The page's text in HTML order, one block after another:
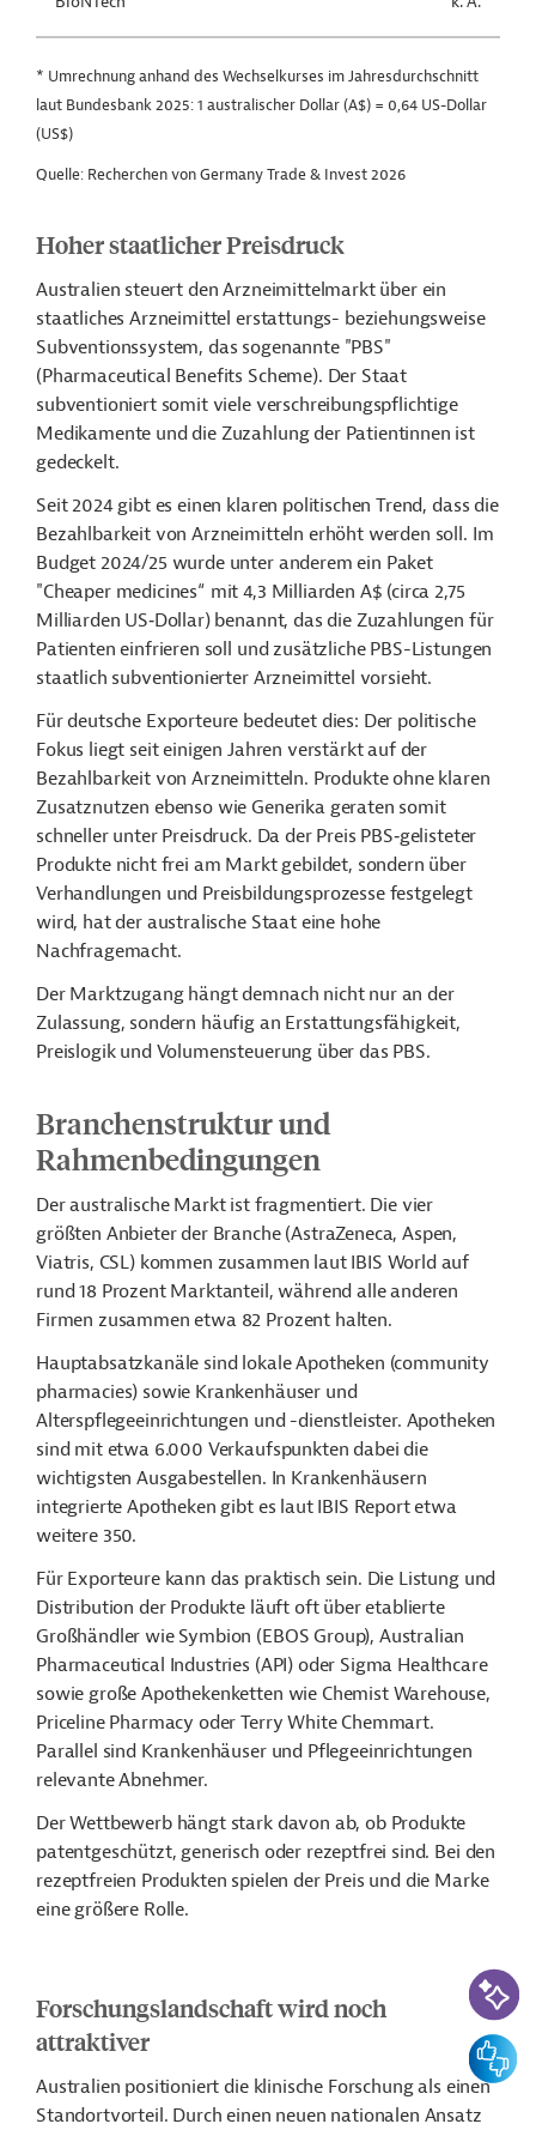
* Umrechnung anhand des Wechselkurses im Jahresdurchschnitt
laut Bundesbank 2025: 1 australischer Dollar (A$) = 0,64 US-Dollar
(US$)
Quelle: Recherchen von Germany Trade & Invest 2026
Hoher staatlicher Preisdruck
Australien steuert den Arzneimittelmarkt über ein
staatliches Arzneimittel erstattungs- beziehungsweise
Subventionssystem, das sogenannte "PBS"
(Pharmaceutical Benefits Scheme). Der Staat
subventioniert somit viele verschreibungspflichtige
Medikamente und die Zuzahlung der Patientinnen ist
gedeckelt.
Seit 2024 gibt es einen klaren politischen Trend, dass die
Bezahlbarkeit von Arzneimitteln erhöht werden soll. Im
Budget 2024/25 wurde unter anderem ein Paket
"Cheaper medicines“ mit 4,3 Milliarden A$ (circa2,75
Milliarden US‑Dollar)benannt, das die Zuzahlungen für
Patienten einfrieren soll und zusätzliche PBS-Listungen
staatlich subventionierter Arzneimittel vorsieht.
Für deutsche Exporteure bedeutet dies: Der politische
Fokus liegt seit einigen Jahren verstärkt auf der
Bezahlbarkeit von Arzneimitteln. Produkte ohne klaren
Zusatznutzen ebenso wie Generika geraten somit
schneller unter Preisdruck. Da der Preis PBS‑gelisteter
Produkte nicht frei am Markt gebildet, sondern über
Verhandlungen und Preisbildungsprozesse festgelegt
wird, hat der australische Staat eine hohe
Nachfragemacht.
Der Marktzugang hängt demnach nicht nur an der
Zulassung, sondern häufig an Erstattungsfähigkeit,
Preislogik und Volumensteuerung über das PBS.
Branchenstruktur und
Rahmenbedingungen
Der australische Markt ist fragmentiert. Die vier
größten Anbieter der Branche (AstraZeneca, Aspen,
Viatris, CSL) kommen zusammen laut IBIS World auf
rund 18 Prozent Marktanteil, während alle anderen
Firmen zusammen etwa 82 Prozent halten.
Hauptabsatzkanäle sind lokale Apotheken (community
pharmacies) sowie Krankenhäuser und
Alterspflegeeinrichtungen und -dienstleister. Apotheken
sind mit etwa 6.000 Verkaufspunkten dabei die
wichtigsten Ausgabestellen. In Krankenhäusern
integrierte Apotheken gibt es laut IBIS Report etwa
weitere 350.
Für Exporteure kann das praktisch sein. Die Listung und
Distribution der Produkte läuft oft über etablierte
Großhändler wie Symbion (EBOS Group), Australian
Pharmaceutical Industries (API) oder Sigma Healthcare
sowie große Apothekenketten wie Chemist Warehouse,
Priceline Pharmacy oder Terry White Chemmart.
Parallel sind Krankenhäuser und Pflegeeinrichtungen
relevante Abnehmer.
Der Wettbewerb hängt stark davon ab, ob Produkte
patentgeschützt, generisch oder rezeptfrei sind. Bei den
rezeptfreien Produkten spielen der Preis und die Marke
eine größere Rolle.
Forschungslandschaft wird noch
attraktiver
Australien positioniert die klinische Forschung als einen
Standortvorteil. Durch einen neuen nationalen Ansatz
KI-